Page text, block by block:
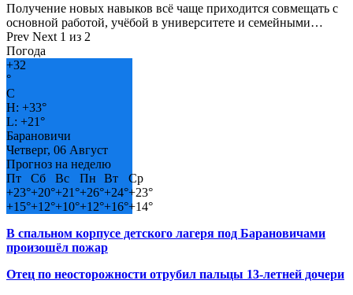
Получение новых навыков всё чаще приходится совмещать с
основной работой, учёбой в университете и семейными…
Prev Next 1 из 2
Погода
+32
°
C
H: +33°
L: +21°
Барановичи
Четверг, 06 Август
Прогноз на неделю
Пт
Сб Вс Пн Вт
Ср
+23°+20°+21°+26°+24°+23°
+15°+12°+10°+12°+16°+14°
В спальном корпусе детского лагеря под Барановичами
произошёл пожар
Отец по неосторожности отрубил пальцы 13-летней дочери